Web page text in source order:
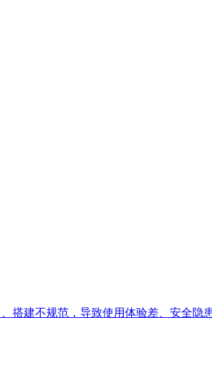
搭建不规范，导致使用体验差、安全隐